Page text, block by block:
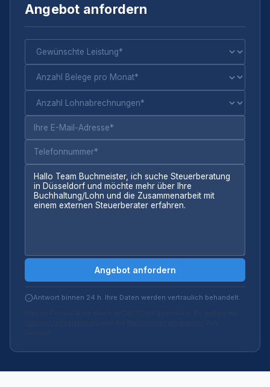
Angebot anfordern
Angebot anfordern
Antwort binnen 24 h. Ihre Daten werden vertraulich behandelt.